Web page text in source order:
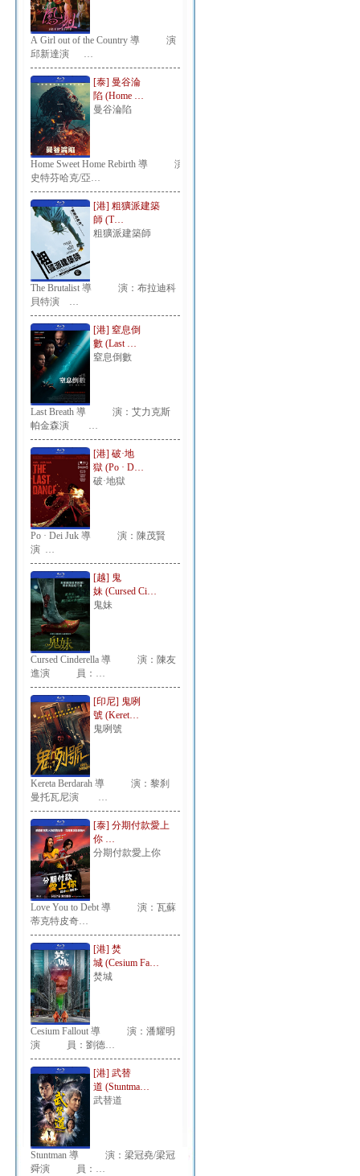
A Girl out of the Country 導 演：
邱新達演 …
[泰] 曼谷淪
陷 (Home …
曼谷淪陷
Home Sweet Home Rebirth 導 演：
史特芬哈克/亞…
[港] 粗獷派建築
師 (T…
粗獷派建築師
The Brutalist 導 演：布拉迪科
貝特演 …
[港] 窒息倒
數 (Last …
窒息倒數
Last Breath 導 演：艾力克斯
帕金森演 …
[港] 破·地
獄 (Po · D…
破·地獄
Po · Dei Juk 導 演：陳茂賢
演 …
[越] 鬼
妹 (Cursed Ci…
鬼妹
Cursed Cinderella 導 演：陳友
進演 員：…
[印尼] 鬼咧
號 (Keret…
鬼咧號
Kereta Berdarah 導 演：黎刹
曼托瓦尼演 …
[泰] 分期付款愛上
你 …
分期付款愛上你
Love You to Debt 導 演：瓦蘇
蒂克特皮奇…
[港] 焚
城 (Cesium Fa…
焚城
Cesium Fallout 導 演：潘耀明
演 員：劉德…
[港] 武替
道 (Stuntma…
武替道
Stuntman 導 演：梁冠堯/梁冠
舜演 員：…